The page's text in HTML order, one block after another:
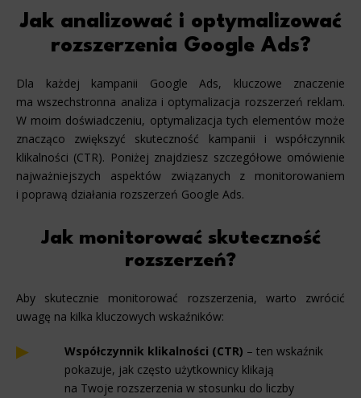
Jak analizować i optymalizować
rozszerzenia Google Ads?
Dla każdej kampanii Google Ads, kluczowe znaczenie
ma wszechstronna analiza i optymalizacja rozszerzeń reklam.
W moim doświadczeniu, optymalizacja tych elementów może
znacząco zwiększyć skuteczność kampanii i współczynnik
klikalności (CTR). Poniżej znajdziesz szczegółowe omówienie
najważniejszych aspektów związanych z monitorowaniem
i poprawą działania rozszerzeń Google Ads.
Jak monitorować skuteczność
rozszerzeń?
Aby skutecznie monitorować rozszerzenia, warto zwrócić
uwagę na kilka kluczowych wskaźników:
Współczynnik klikalności (CTR) – ten wskaźnik
pokazuje, jak często użytkownicy klikają
na Twoje rozszerzenia w stosunku do liczby